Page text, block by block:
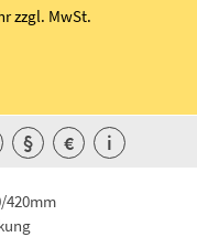
420mm
zzgl. MwSt.
§ € i